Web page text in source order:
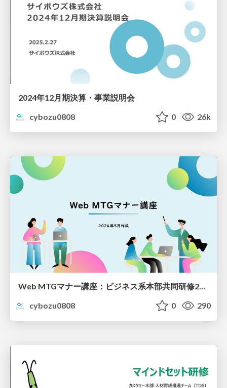
2024年12月期決算・事業説明会
cybozu0808
0 26k
Web MTGマナー講座：ビジネス系本部共同研修2024
cybozu0808
0 290